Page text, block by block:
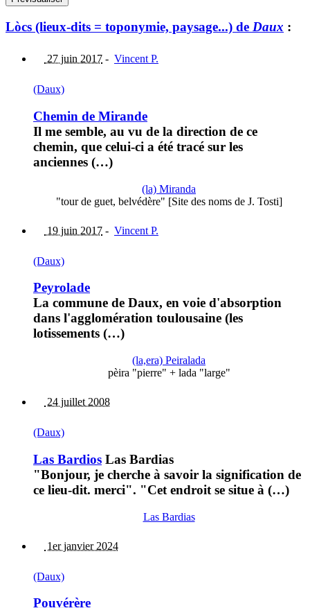
Lòcs (lieux-dits = toponymie, paysage...) de Daux :
27 juin 2017 - Vincent P.
(Daux)
Chemin de Mirande
Il me semble, au vu de la direction de ce
chemin, que celui-ci a été tracé sur les
anciennes (…)
(la) Miranda
"tour de guet, belvédère" [Site des noms de J. Tosti]
19 juin 2017 - Vincent P.
(Daux)
Peyrolade
La commune de Daux, en voie d'absorption
dans l'agglomération toulousaine (les
lotissements (…)
(la,era) Peiralada
pèira "pierre" + lada "large"
24 juillet 2008
(Daux)
Las Bardios Las Bardias
"Bonjour, je cherche à savoir la signification de
ce lieu-dit. merci". "Cet endroit se situe à (…)
Las Bardias
1er janvier 2024
(Daux)
Pouvérère